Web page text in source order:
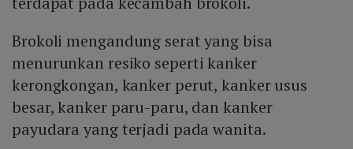
Brokoli mengandung serat yang bisa
menurunkan resiko seperti kanker
kerongkongan, kanker perut, kanker usus
besar, kanker paru-paru, dan kanker
payudara yang terjadi pada wanita.